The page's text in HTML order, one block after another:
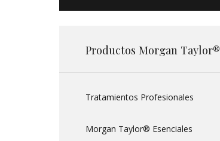
Productos Morgan Taylor®
Tratamientos Profesionales
Morgan Taylor® Esenciales